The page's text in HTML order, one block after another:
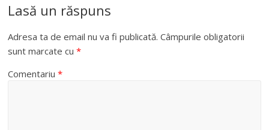
Lasă un răspuns
Adresa ta de email nu va fi publicată. Câmpurile obligatorii
sunt marcate cu*
Comentariu*